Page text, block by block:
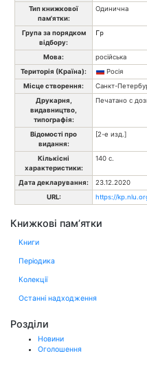
Тип книжкової
пам'ятки:
Одинична
Група за порядком
відбору:
Гр
Мова:
російська
Територія (Країна):
Росія
Місце створення:
Санкт-
Друкарня,
видавництво,
типографія:
Печатано с
Відомості про
видання:
[2-е изд.]
Кількісні
характеристики:
140 с.
Дата декларування:
23.12.2020
URL:
https://
Книжкові пам’ятки
Книги
Періодика
Колекції
Останні надходження
Розділи
Новини
Оголошення